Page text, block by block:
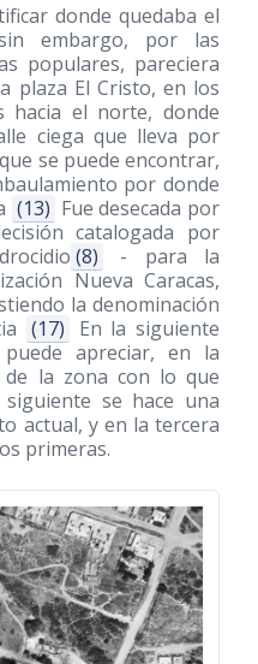
donde quedaba el
embargo, por las
populares, pareciera
plaza El Cristo, en los
hacia el norte, donde
ciega que lleva por
se puede encontrar,
por donde
(13) Fue desecada por
catalogada por
(8)
- para la
Nueva Caracas,
la denominación
(17)
En la siguiente
apreciar, en la
la zona con lo que
se hace una
actual, y en la tercera
primeras.